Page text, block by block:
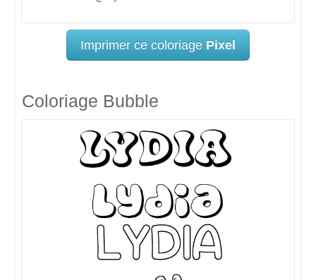
Imprimer ce coloriage Pixel
Coloriage Bubble